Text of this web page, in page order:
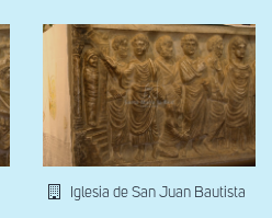
Iglesia de San Juan Bautista